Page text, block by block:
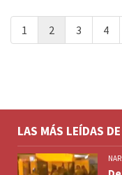
1 2 3 4
LAS MÁS LEÍDAS